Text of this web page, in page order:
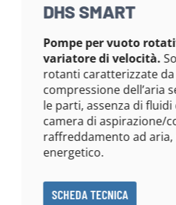
DHS SMART
Pompe per vuoto
variatore di velocità.
rotanti caratterizzate
compressione dell’aria
le parti, assenza di
camera di aspirazione/
raffreddamento ad
energetico.
SCHEDA TECNICA